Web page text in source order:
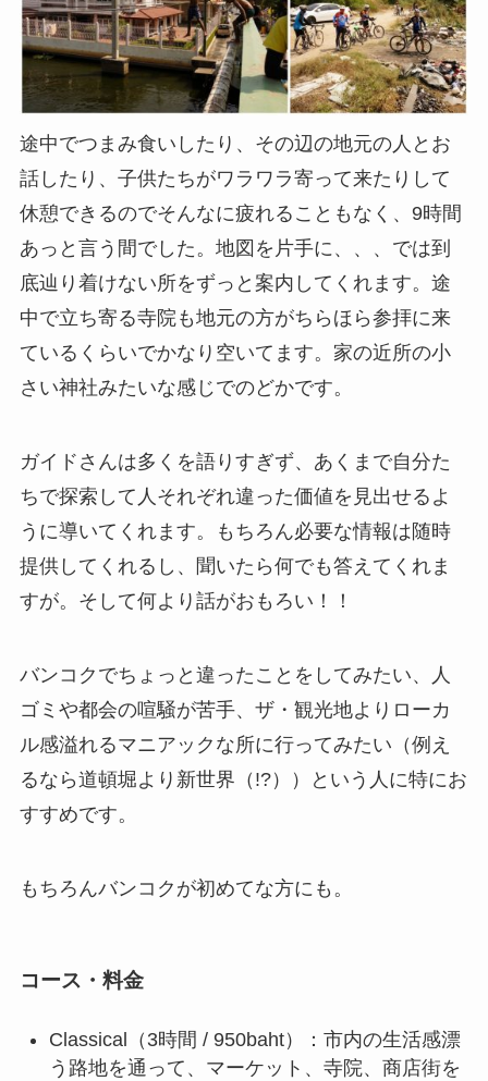
途中でつまみ食いしたり、その辺の地元の人とお
話したり、子供たちがワラワラ寄って来たりして
休憩できるのでそんなに疲れることもなく、9時間
あっと言う間でした。地図を片手に、、、では到
底辿り着けない所をずっと案内してくれます。途
中で立ち寄る寺院も地元の方がちらほら参拝に来
ているくらいでかなり空いてます。家の近所の小
さい神社みたいな感じでのどかです。
ガイドさんは多くを語りすぎず、あくまで自分た
ちで探索して人それぞれ違った価値を見出せるよ
うに導いてくれます。もちろん必要な情報は随時
提供してくれるし、聞いたら何でも答えてくれま
すが。そして何より話がおもろい！！
バンコクでちょっと違ったことをしてみたい、人
ゴミや都会の喧騒が苦手、ザ・観光地よりローカ
ル感溢れるマニアックな所に行ってみたい（例え
るなら道頓堀より新世界（!?））という人に特にお
すすめです。
もちろんバンコクが初めてな方にも。
コース・料金
Classical（3時間 / 950baht）：市内の生活感漂
う路地を通って、マーケット、寺院、商店街を